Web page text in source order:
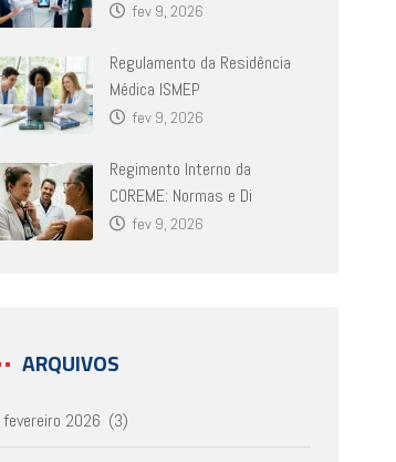
fev 9, 2026
Regulamento da Residência
Médica ISMEP
fev 9, 2026
Regimento Interno da
COREME: Normas e Di
fev 9, 2026
ARQUIVOS
fevereiro 2026 (3)